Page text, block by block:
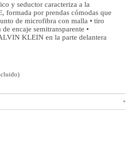
y seductor caracteriza a la
formada por prendas cómodas que
de microfibra con malla • tiro
encaje semitransparente •
KLEIN en la parte delantera